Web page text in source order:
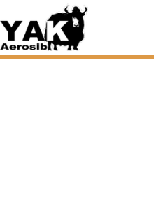
to
content